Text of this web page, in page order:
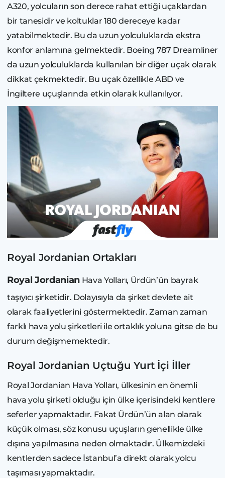
A320, yolcuların son derece rahat ettiği uçaklardan
bir tanesidir ve koltuklar 180 dereceye kadar
yatabilmektedir. Bu da uzun yolculuklarda ekstra
konfor anlamına gelmektedir. Boeing 787 Dreamliner
da uzun yolculuklarda kullanılan bir diğer uçak olarak
dikkat çekmektedir. Bu uçak özellikle ABD ve
İngiltere uçuşlarında etkin olarak kullanılıyor.
Royal Jordanian Ortakları
Royal JordanianHava Yolları, Ürdün’ün bayrak
taşıyıcı şirketidir. Dolayısıyla da şirket devlete ait
olarak faaliyetlerini göstermektedir. Zaman zaman
farklı hava yolu şirketleri ile ortaklık yoluna gitse de bu
durum değişmemektedir.
Royal Jordanian Uçtuğu Yurt İçi İller
Royal Jordanian Hava Yolları, ülkesinin en önemli
hava yolu şirketi olduğu için ülke içerisindeki kentlere
seferler yapmaktadır. Fakat Ürdün’ün alan olarak
küçük olması, söz konusu uçuşların genellikle ülke
dışına yapılmasına neden olmaktadır. Ülkemizdeki
kentlerden sadece İstanbul’a direkt olarak yolcu
taşıması yapmaktadır.